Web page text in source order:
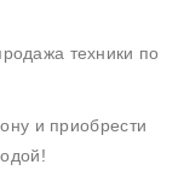
техники по
и приобрести